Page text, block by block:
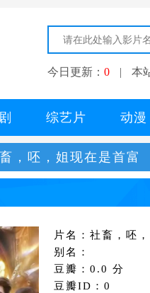
今日更新： 0 | 本
综艺片 动漫
，呸，姐现在是首富
片名：社畜，呸
别名：
豆瓣：0.0 分
豆瓣ID：0